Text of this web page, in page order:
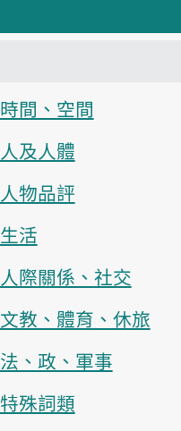
時間、空間
人及人體
人物品評
生活
人際關係、社交
文教、體育、休旅
法、政、軍事
特殊詞類